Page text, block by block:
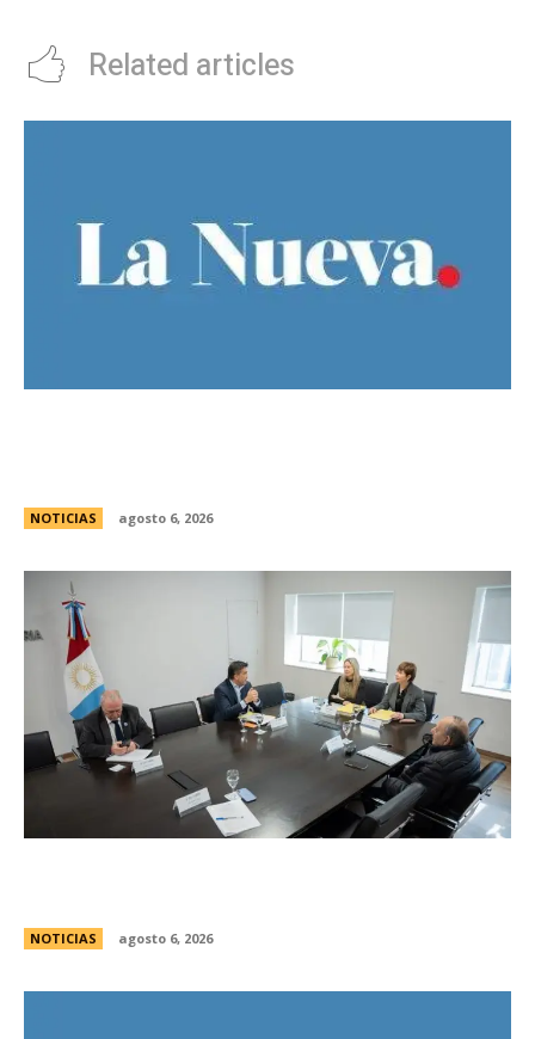
Related articles
NOTICIAS agosto 6, 2026
NOTICIAS agosto 6, 2026